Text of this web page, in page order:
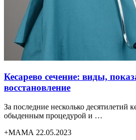
Кесарево сечение: виды,
восстановление
За последние несколько десятилетий
обыденным процедурой и …
+МАМА 22.05.2023